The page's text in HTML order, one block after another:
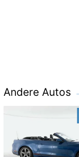
Andere Autos